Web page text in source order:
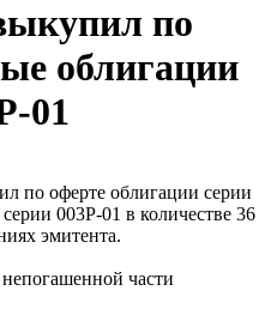
по
облигации
01
по оферте облигации серии
003Р-01 в количестве 36
эмитента.
части